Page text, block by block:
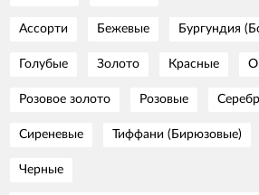
Ассорти Бежевые Бургундия
Голубые Золото Красные
Розовое золото Розовые
Сиреневые Тиффани (Бирюзовые)
Черные